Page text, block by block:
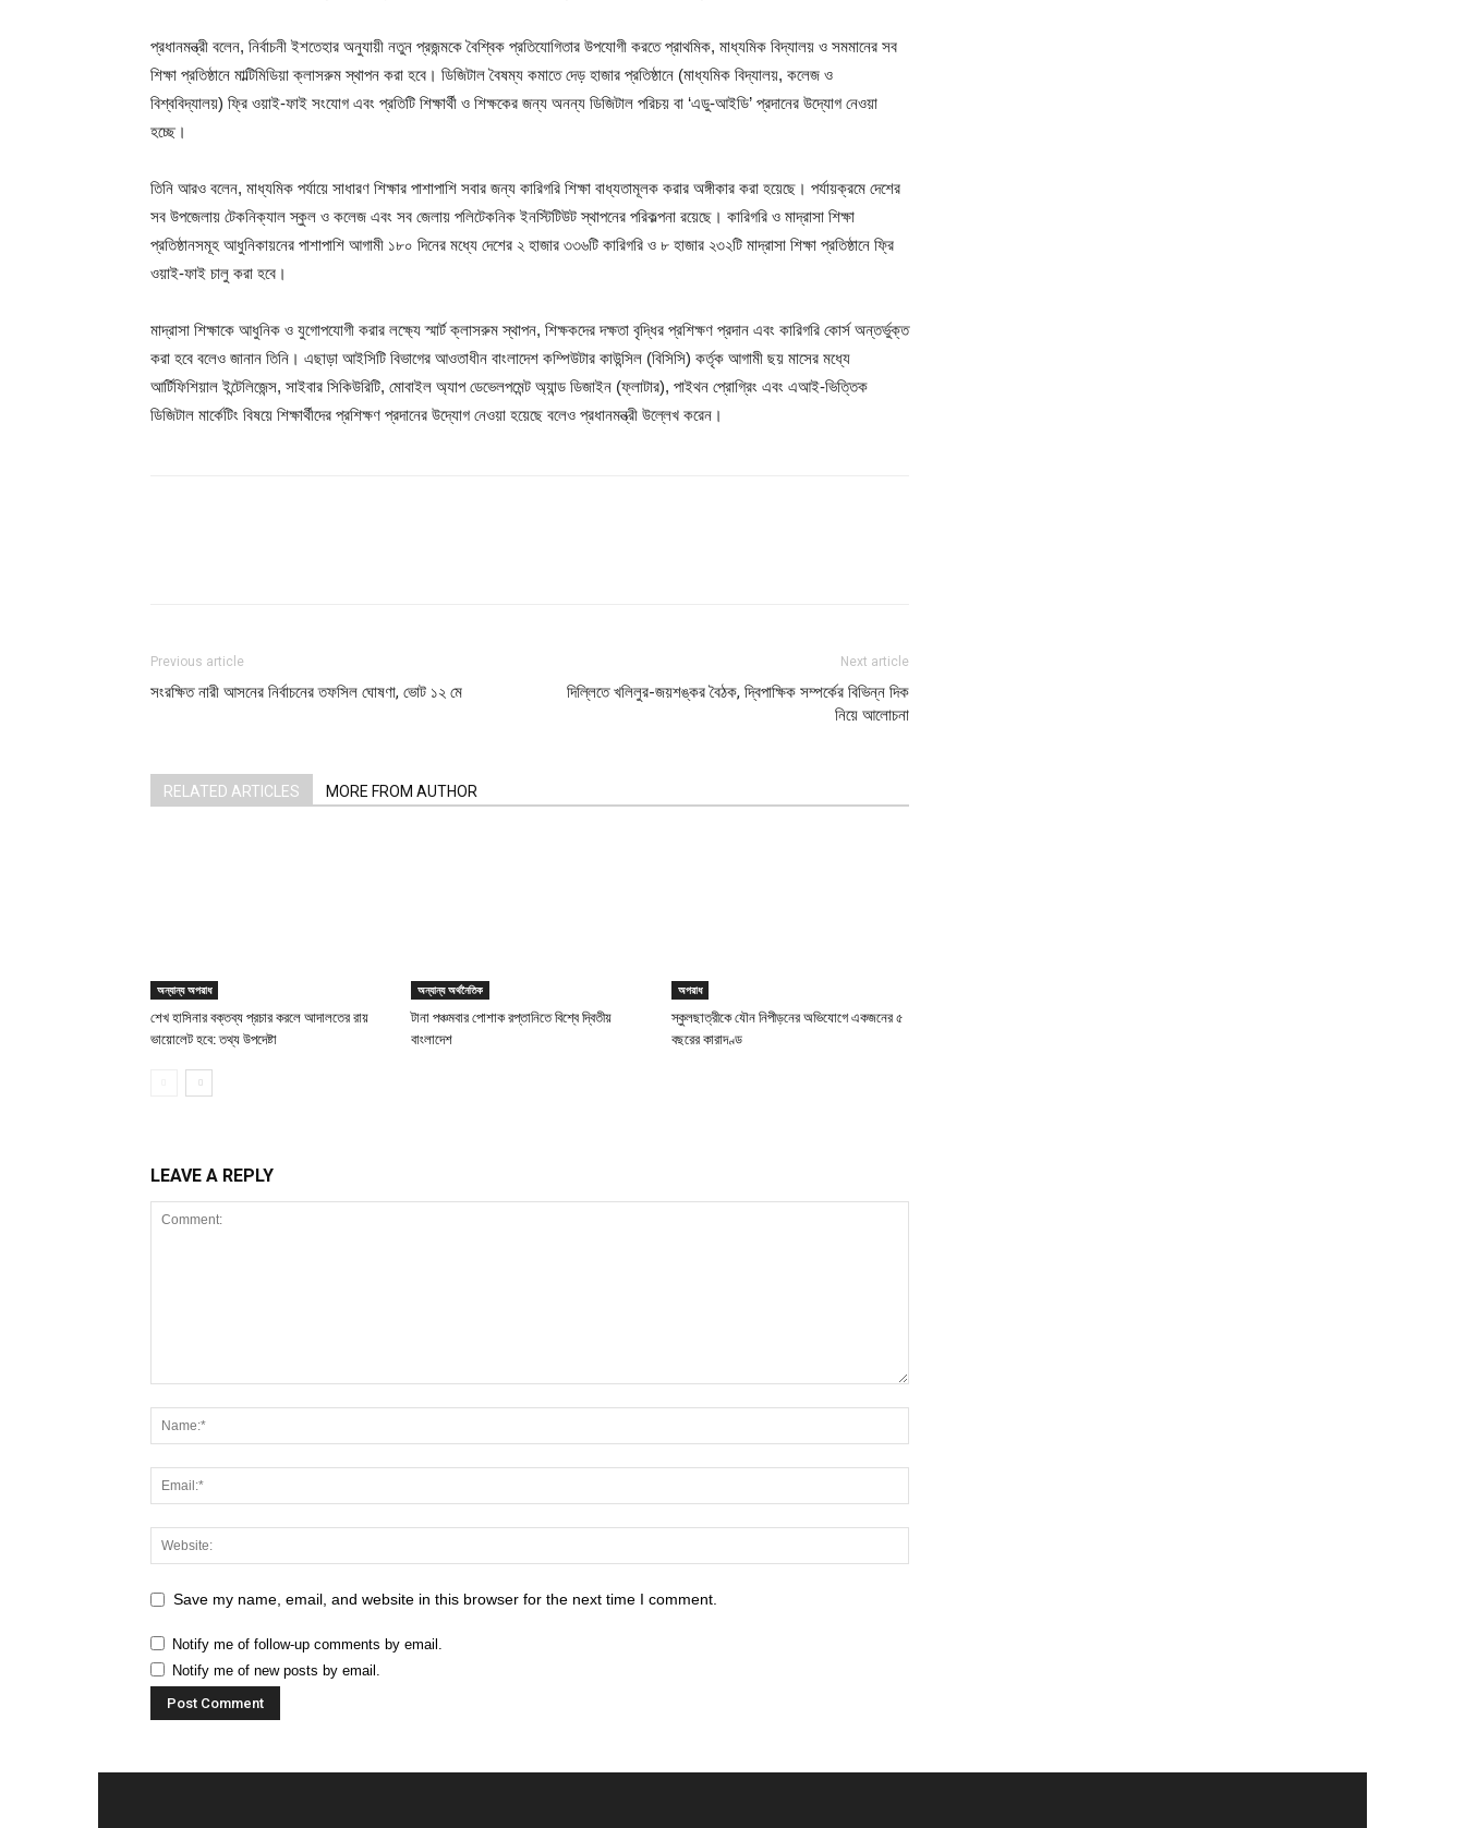
প্রধানমন্ত্রী বলেন, নির্বাচনী ইশতেহার অনুযায়ী নতুন প্রজন্মকে বৈশ্বিক প্রতিযোগিতার উপযোগী করতে প্রাথমিক, মাধ্যমিক বিদ্যালয় ও সমমানের সব
শিক্ষা প্রতিষ্ঠানে মাল্টিমিডিয়া ক্লাসরুম স্থাপন করা হবে। ডিজিটাল বৈষম্য কমাতে দেড় হাজার প্রতিষ্ঠানে (মাধ্যমিক বিদ্যালয়, কলেজ ও
বিশ্ববিদ্যালয়) ফ্রি ওয়াই-ফাই সংযোগ এবং প্রতিটি শিক্ষার্থী ও শিক্ষকের জন্য অনন্য ডিজিটাল পরিচয় বা ‘এডু-আইডি’ প্রদানের উদ্যোগ নেওয়া
হচ্ছে।
তিনি আরও বলেন, মাধ্যমিক পর্যায়ে সাধারণ শিক্ষার পাশাপাশি সবার জন্য কারিগরি শিক্ষা বাধ্যতামূলক করার অঙ্গীকার করা হয়েছে। পর্যায়ক্রমে দেশের
সব উপজেলায় টেকনিক্যাল স্কুল ও কলেজ এবং সব জেলায় পলিটেকনিক ইনস্টিটিউট স্থাপনের পরিকল্পনা রয়েছে। কারিগরি ও মাদ্রাসা শিক্ষা
প্রতিষ্ঠানসমূহ আধুনিকায়নের পাশাপাশি আগামী ১৮০ দিনের মধ্যে দেশের ২ হাজার ৩৩৬টি কারিগরি ও ৮ হাজার ২৩২টি মাদ্রাসা শিক্ষা প্রতিষ্ঠানে ফ্রি
ওয়াই-ফাই চালু করা হবে।
মাদ্রাসা শিক্ষাকে আধুনিক ও যুগোপযোগী করার লক্ষ্যে স্মার্ট ক্লাসরুম স্থাপন, শিক্ষকদের দক্ষতা বৃদ্ধির প্রশিক্ষণ প্রদান এবং কারিগরি কোর্স অন্তর্ভুক্ত
করা হবে বলেও জানান তিনি। এছাড়া আইসিটি বিভাগের আওতাধীন বাংলাদেশ কম্পিউটার কাউন্সিল (বিসিসি) কর্তৃক আগামী ছয় মাসের মধ্যে
আর্টিফিশিয়াল ইন্টেলিজেন্স, সাইবার সিকিউরিটি, মোবাইল অ্যাপ ডেভেলপমেন্ট অ্যান্ড ডিজাইন (ফ্লাটার), পাইথন প্রোগ্রিং এবং এআই-ভিত্তিক
ডিজিটাল মার্কেটিং বিষয়ে শিক্ষার্থীদের প্রশিক্ষণ প্রদানের উদ্যোগ নেওয়া হয়েছে বলেও প্রধানমন্ত্রী উল্লেখ করেন।
Previous article
সংরক্ষিত নারী আসনের নির্বাচনের তফসিল ঘোষণা, ভোট ১২ মে
Next article
দিল্লিতে খলিলুর-জয়শঙ্কর বৈঠক, দ্বিপাক্ষিক সম্পর্কের বিভিন্ন দিক
নিয়ে আলোচনা
RELATED ARTICLES MORE FROM AUTHOR
অন্যান্য অপরাধ
শেখ হাসিনার বক্তব্য প্রচার করলে আদালতের রায়
ভায়োলেট হবে: তথ্য উপদেষ্টা
অন্যান্য অর্থনৈতিক
টানা পঞ্চমবার পোশাক রপ্তানিতে বিশ্বে দ্বিতীয়
বাংলাদেশ
অপরাধ
স্কুলছাত্রীকে যৌন নিপীড়নের অভিযোগে একজনের ৫
বছরের কারাদণ্ড
LEAVE A REPLY
Save my name, email, and website in this browser for the next time I comment.
Notify me of follow-up comments by email.
Notify me of new posts by email.